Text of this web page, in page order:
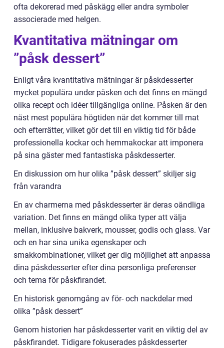
ofta dekorerad med påskägg eller andra symboler
associerade med helgen.
Kvantitativa mätningar om
”påsk dessert”
Enligt våra kvantitativa mätningar är påskdesserter
mycket populära under påsken och det finns en mängd
olika recept och idéer tillgängliga online. Påsken är den
näst mest populära högtiden när det kommer till mat
och efterrätter, vilket gör det till en viktig tid för både
professionella kockar och hemmakockar att imponera
på sina gäster med fantastiska påskdesserter.
En diskussion om hur olika ”påsk dessert” skiljer sig
från varandra
En av charmerna med påskdesserter är deras oändliga
variation. Det finns en mängd olika typer att välja
mellan, inklusive bakverk, mousser, godis och glass. Var
och en har sina unika egenskaper och
smakkombinationer, vilket ger dig möjlighet att anpassa
dina påskdesserter efter dina personliga preferenser
och tema för påskfirandet.
En historisk genomgång av för- och nackdelar med
olika ”påsk dessert”
Genom historien har påskdesserter varit en viktig del av
påskfirandet. Tidigare fokuserades påskdesserter